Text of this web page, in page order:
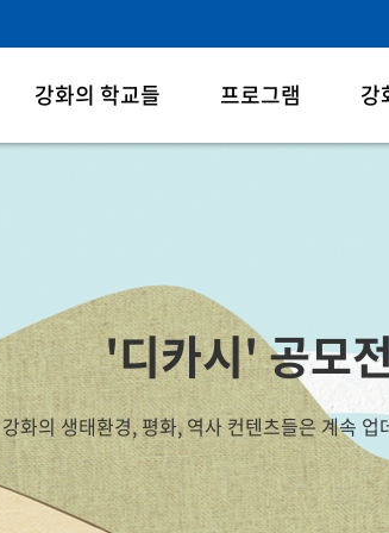
강화의 학교들 프로그램 강
'디카시' 공모
강화의 생태환경, 평화, 역사 컨텐츠들은계속 업